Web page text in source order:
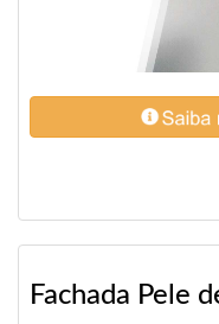
Fachada Pele